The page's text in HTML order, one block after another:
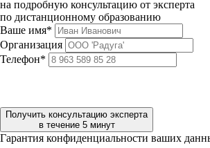
на подробную консультацию от эксперта
по дистанционному образованию
Ваше имя*
Организация
Телефон*
Получить консультацию эксперта
в течение 5 минут
Гарантия конфиденциальности ваших